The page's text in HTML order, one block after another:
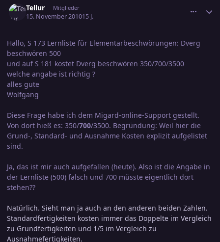
Tellur Mitglieder
15. November 201015 J.
Hallo, S 173 Lernliste für Elementarbeschwörungen: Dverg
beschwören 500
und auf S 181 kostet Dverg beschwören 350/700/3500
welche angabe ist richtig ?
alles gute
Wolfgang
Diese Frage habe ich dem Migard-online-Support gestellt.
Von dort hieß es: 350/700/3500. Begründung: Weil hier die
Grund-, Standard- und Ausnahme Kosten explizit aufgelistet
sind.
Ja, das ist mir auch aufgefallen (heute). Also ist die Angabe in
der Lernliste (500) falsch und 700 müsste eigentlich dort
stehen??
Natürlich. Sieht man ja auch an den anderen beiden Zahlen.
Standardfertigkeiten kosten immer das Doppelte im Vergleich
zu Grundfertigkeiten und 1/5 im Vergleich zu
Ausnahmefertigkeiten.